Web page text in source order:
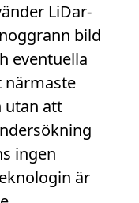
LiDar-
bild
eventuella
närmaste
utan att
ingen
är